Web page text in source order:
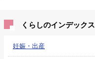
くらしのインデックス
妊娠・出産